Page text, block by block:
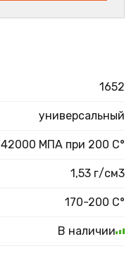
1652
универсальный
42000 МПА при 200 С°
1,53 г/см3
170-200 С°
В наличии